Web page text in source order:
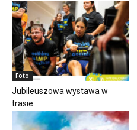
Foto
Jubileuszowa wystawa w
trasie